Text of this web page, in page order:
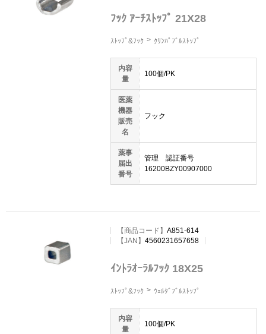
ﾌｯｸ ｱｰﾁｽﾄｯﾌﾟ 21X28
ｽﾄｯﾌﾟ&ﾌｯｸ ｸﾘﾝﾊﾟﾌﾞﾙｽﾄｯﾌﾟ
内容
量
100個/PK
医薬
機器
販売
名
フック
薬事
届出
番号
管理 認証番号
16200BZY00907000
【商品コード】A851-614
【JAN】4560231657658
ｲﾝﾄﾗｵｰﾗﾙﾌｯｸ 18X25
ｽﾄｯﾌﾟ&ﾌｯｸ ｳｪﾙﾀﾞﾌﾞﾙｽﾄｯﾌﾟ
内容
量
100個/PK